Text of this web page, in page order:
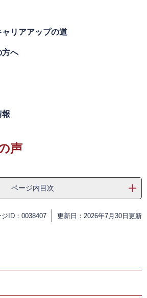
リアアップの道
方へ
報
声
ページ内目次
ジID：0038407 更新日：2026年7月30日更新